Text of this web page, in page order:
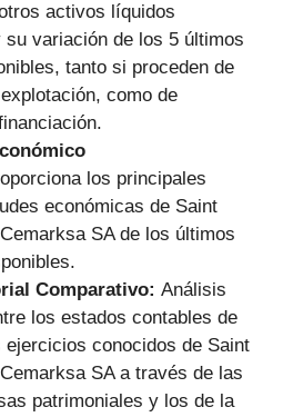
activos líquidos
su variación de los 5 últimos
tanto si proceden de
como de
los principales
económicas de Saint
SA de los últimos
Comparativo: Análisis
los estados contables de
ejercicios conocidos de Saint
SA a través de las
patrimoniales y los de la